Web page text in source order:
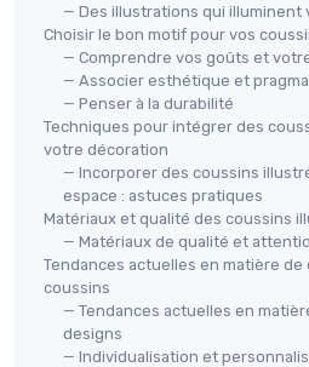
— Des illustrations qui illuminent
Choisir le bon motif pour vos
— Comprendre vos goûts et
— Associer esthétique et
— Penser à la durabilité
Techniques pour intégrer des
votre décoration
— Incorporer des coussins
espace : astuces pratiques
Matériaux et qualité des coussins
— Matériaux de qualité et
Tendances actuelles en matière de
coussins
— Tendances actuelles en
designs
— Individualisation et